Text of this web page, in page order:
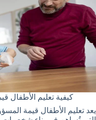
كيفية تعليم الأطفال
يعد تعليم الأطفال قيمة